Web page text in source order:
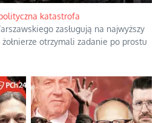
takiego jak odrobina tyranii,
można być trochę w ciąży.